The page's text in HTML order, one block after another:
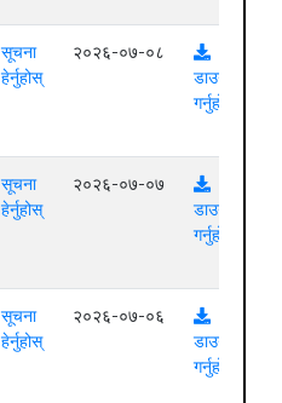
सूचना
हेर्नुहोस्
२०२६-०७-०८
डाउनलोड
गर्नुहोस्
सूचना
हेर्नुहोस्
२०२६-०७-०७
डाउनलोड
गर्नुहोस्
सूचना
हेर्नुहोस्
२०२६-०७-०६
डाउनलोड
गर्नुहोस्